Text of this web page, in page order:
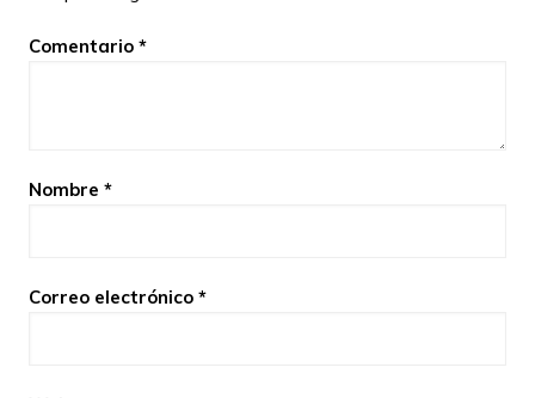
Comentario *
Nombre *
Correo electrónico *